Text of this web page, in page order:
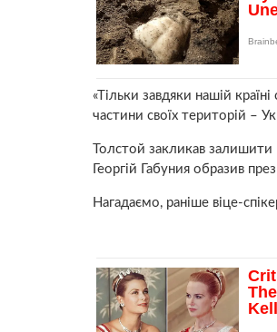
«Тільки завдяки нашій
частини своїх територій –
Толстой закликав залишити
Георгій Габуния образив
Нагадаємо, раніше віце-